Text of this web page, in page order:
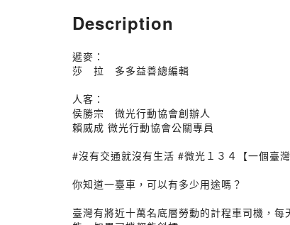
Description
遞麥：
莎 拉 多多益善總編輯
人客：
侯勝宗 微光行動協會創辦人
賴威成 微光行動協會公關專員
#沒有交通就沒有生活 #微光１３４【一個臺
你知道一臺車，可以有多少用途嗎？
臺灣有將近十萬名底層勞動的計程車司機，